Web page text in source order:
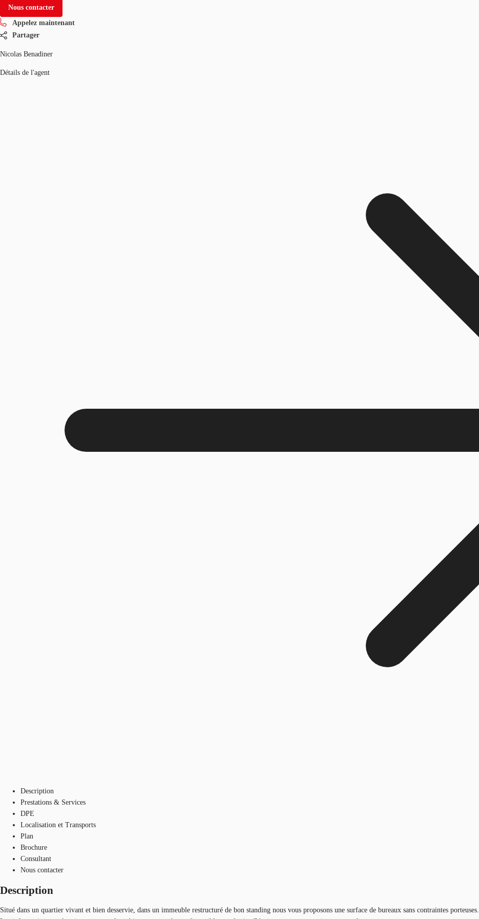
Nous contacter
Appelez maintenant
Partager
Nicolas Benadiner
Détails de l'agent
Description
Prestations & Services
DPE
Localisation et Transports
Plan
Brochure
Consultant
Nous contacter
Description
Situé dans un quartier vivant et bien desservie, dans un immeuble restructuré de bon standing nous vous proposons une surface de bureaux sans contraintes porteuses.